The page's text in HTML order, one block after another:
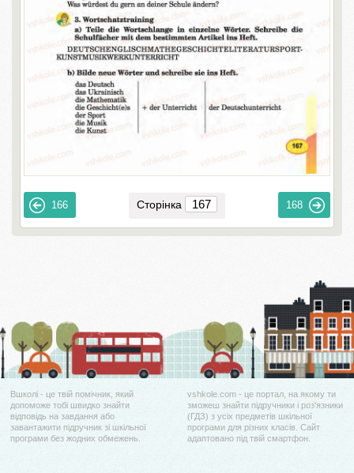
166 Сторінка 168
Вшколі - це твій помічник, який
допоможе тобі швидко знайти
відповідь на завдання або
завантажити підручник зі шкільної
програми без жодних обмежень.
vshkole.com - це портал, на якому ти
зможеш знайти підручники і роз'язники
(ГДЗ) з усіх предметів шкільної
програми для різних класів. Сайт
адаптовано під твій смартфон.